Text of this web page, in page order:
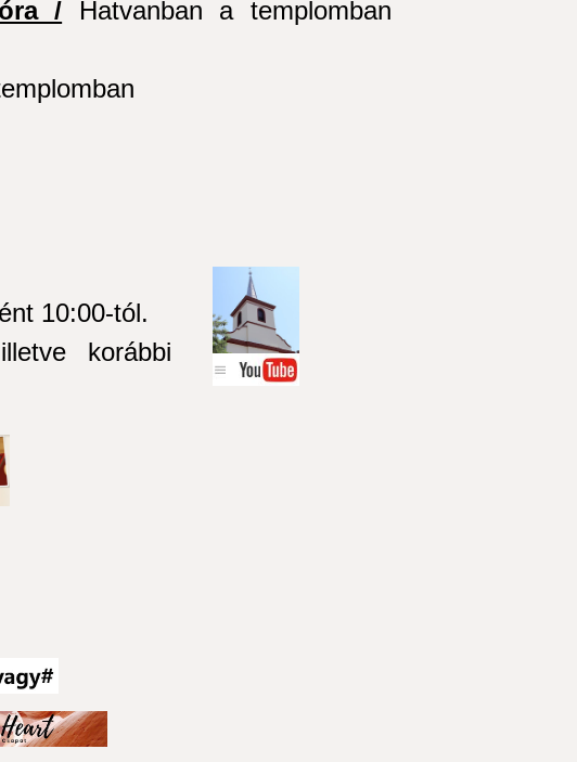
/ Hatvanban a templomban
10:00-tól.
korábbi